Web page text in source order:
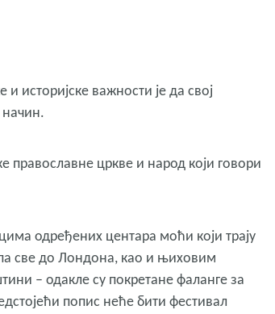
историјске важности је да свој
начин.
православне цркве и народ који говори
одређених центара моћи који трају
све до Лондона, као и њиховим
– одакле су покретане фаланге за
попис неће бити фестивал